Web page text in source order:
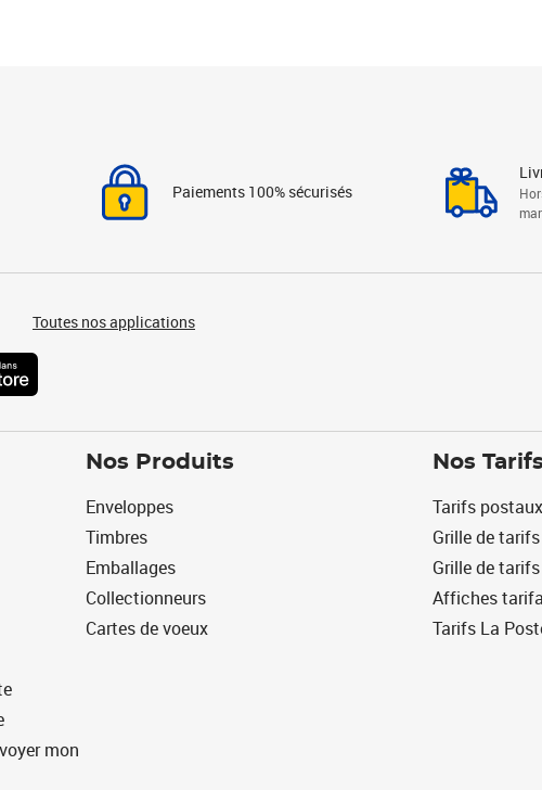
Paiements 100% sécurisés
Toutes nos applications
mon
Nos Produits
Enveloppes
Timbres
Emballages
Collectionneurs
Cartes de voeux
Nos Tarifs
Tarifs
Grille de
Grille de
Affiches
Tarifs La